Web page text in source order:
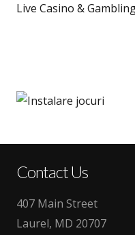
Live Casino &
Contact Us
407 Main Street
Laurel, MD 20707